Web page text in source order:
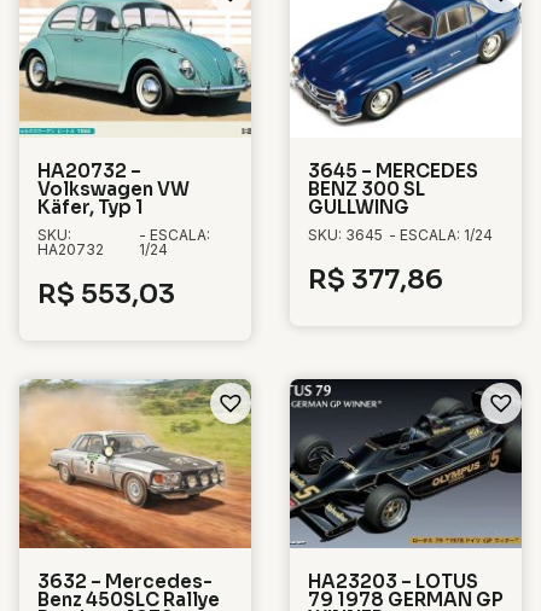
HA20732 –
Volkswagen VW
Käfer, Typ 1
SKU:
HA20732
- ESCALA:
1/24
R$ 553,03
3645 – MERCEDES
BENZ 300 SL
GULLWING
SKU: 3645 - ESCALA: 1/24
R$ 377,86
3632 – Mercedes-
Benz 450SLC Rallye
HA23203 – LOTUS
79 1978 GERMAN GP